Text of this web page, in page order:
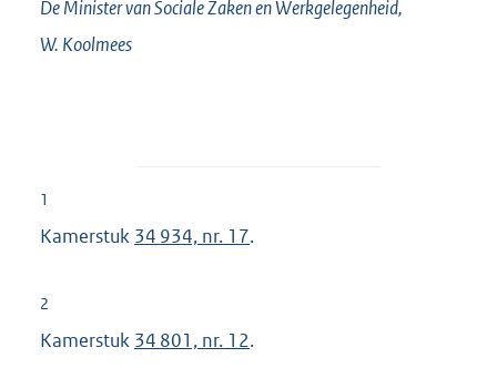
De Minister van Sociale Zaken en Werkgelegenheid,
W. Koolmees
1
Kamerstuk 34 934, nr. 17.
2
Kamerstuk 34 801, nr. 12.